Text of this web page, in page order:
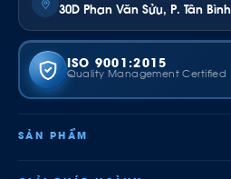
30D Phan Văn Sửu, P. Tân Bình
ISO 9001:2015
Quality Management Certified
SẢN PHẨM